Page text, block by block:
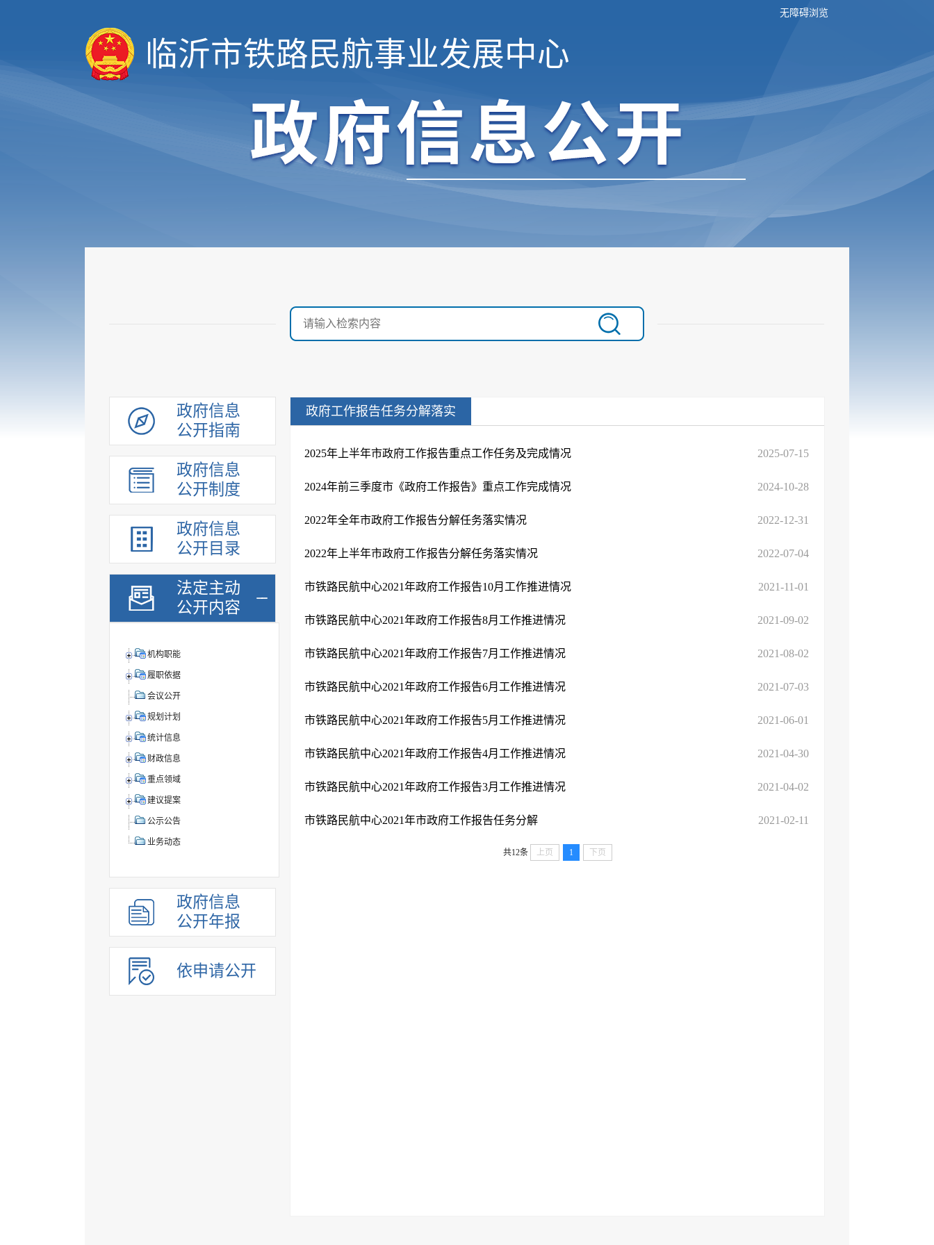
无障碍浏览
临沂市铁路民航事业发展中心
政府信息
公开指南
政府信息
公开制度
政府信息
公开目录
法定主动
公开内容
机构职能
履职依据
会议公开
规划计划
统计信息
财政信息
重点领域
建议提案
公示公告
业务动态
政府信息
公开年报
依申请公开
政府工作报告任务分解落实
2025年上半年市政府工作报告重点工作任务及完成情况 2025-07-15
2024年前三季度市《政府工作报告》重点工作完成情况 2024-10-28
2022年全年市政府工作报告分解任务落实情况 2022-12-31
2022年上半年市政府工作报告分解任务落实情况 2022-07-04
市铁路民航中心2021年政府工作报告10月工作推进情况 2021-11-01
市铁路民航中心2021年政府工作报告8月工作推进情况 2021-09-02
市铁路民航中心2021年政府工作报告7月工作推进情况 2021-08-02
市铁路民航中心2021年政府工作报告6月工作推进情况 2021-07-03
市铁路民航中心2021年政府工作报告5月工作推进情况 2021-06-01
市铁路民航中心2021年政府工作报告4月工作推进情况 2021-04-30
市铁路民航中心2021年政府工作报告3月工作推进情况 2021-04-02
市铁路民航中心2021年市政府工作报告任务分解 2021-02-11
共12条 上页 1 下页